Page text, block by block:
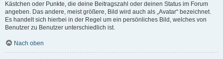
Kästchen oder Punkte, die deine Beitragszahl oder deinen Status im Forum
angeben. Das andere, meist größere, Bild wird auch als „Avatar“ bezeichnet.
Es handelt sich hierbei in der Regel um ein persönliches Bild, welches von
Benutzer zu Benutzer unterschiedlich ist.
Nach oben